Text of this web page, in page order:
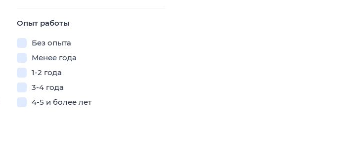
Опыт работы
Без опыта
Менее года
1-2 года
3-4 года
4-5 и более лет